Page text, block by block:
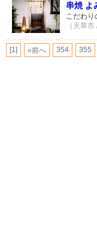
串焼 よ
こだわ
（天草
[1] «前へ 354 355